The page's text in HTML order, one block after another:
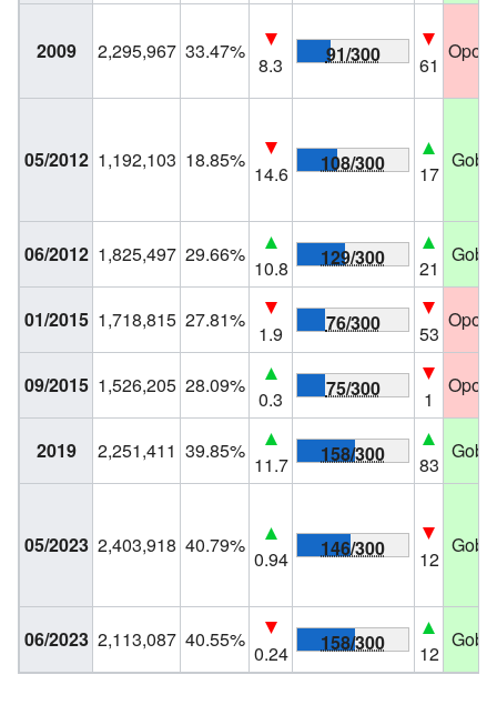
2009 2,295,967 33.47%
8.3 91/300 61
05/2012 1,192,103 18.85%
14.6 108/300 17
06/2012 1,825,497 29.66%
10.8 129/300 21
01/2015 1,718,815 27.81%
1.9 76/300 53
09/2015 1,526,205 28.09%
0.3 75/300 1
2019 2,251,411 39.85%
11.7 158/300 83
05/2023 2,403,918 40.79%
0.94 146/300 12
06/2023 2,113,087 40.55%
0.24 158/300 12